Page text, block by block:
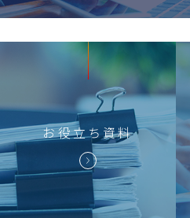
お役立ち 資料